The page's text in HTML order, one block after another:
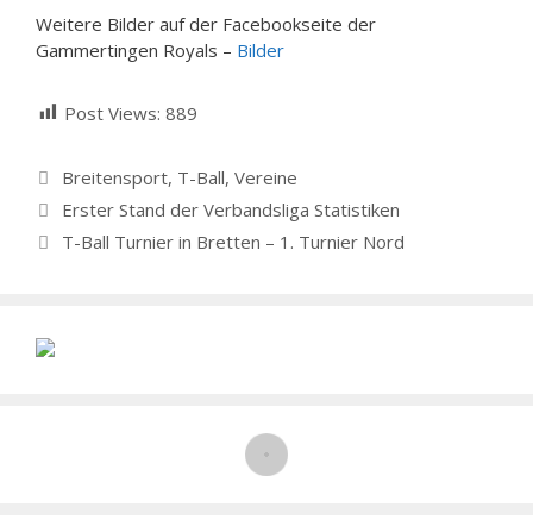
Weitere Bilder auf der Facebookseite der
Gammertingen Royals – Bilder
Post Views: 889
Kategorien
Breitensport, T-Ball, Vereine
Erster Stand der Verbandsliga Statistiken
T-Ball Turnier in Bretten – 1. Turnier Nord